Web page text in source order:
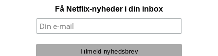
Få Netflix-nyheder i din inbox